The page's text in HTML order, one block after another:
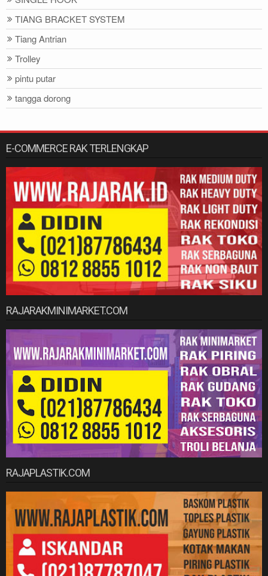
TIANG BRACKET SYSTEM
Tiang Antrian
Trolley
pintu putar
tangga dorong
E-COMMERCE RAK TERLENGKAP
RAJARAKMINIMARKET.COM
RAJAPLASTIK.COM